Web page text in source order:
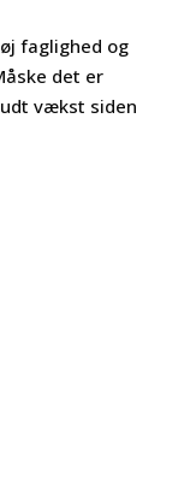
faglighed og
det er
vækst siden